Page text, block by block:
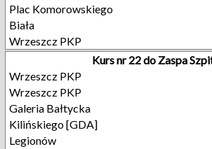
Plac Komorowskiego
Biała
Wrzeszcz PKP
Kurs nr 22 do Zaspa
Wrzeszcz PKP
Wrzeszcz PKP
Galeria Bałtycka
Kilińskiego [GDA]
Legionów